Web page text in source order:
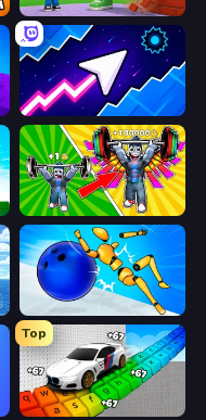
Obby: +1 Click Wall Breaker
Space Waves
Obby: Gym Simulator, Escape
Playground Man! Ragdoll Show!
Top